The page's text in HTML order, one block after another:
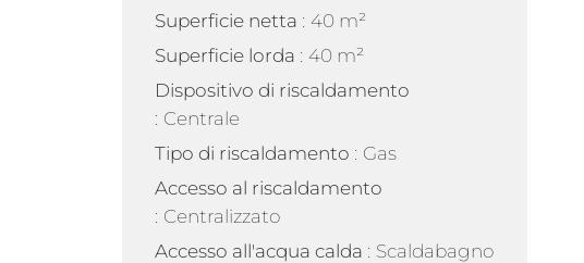
Superficie netta
40 m²
Superficie lorda
40 m²
Dispositivo di riscaldamento
Centrale
Tipo di riscaldamento
Gas
Accesso al riscaldamento
Centralizzato
Accesso all'acqua calda
Scaldabagno